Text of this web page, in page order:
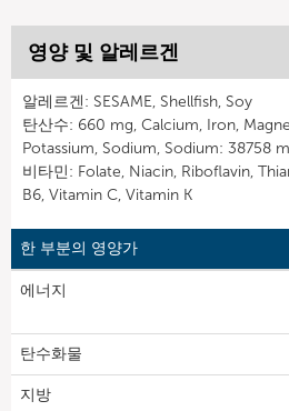
영양 및 알레르겐
알레르겐: SESAME, Shellfish, Soy
탄산수: 660 mg, Calcium, Iron,
Potassium, Sodium, Sodium: 38758
비타민: Folate, Niacin, Riboflavin,
B6, Vitamin C, Vitamin K
한 부분의 영양가
에너지
탄수화물
지방